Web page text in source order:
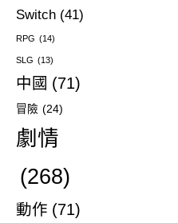
Switch (41)
RPG (14)
SLG (13)
中國 (71)
冒險 (24)
劇情
(268)
動作 (71)